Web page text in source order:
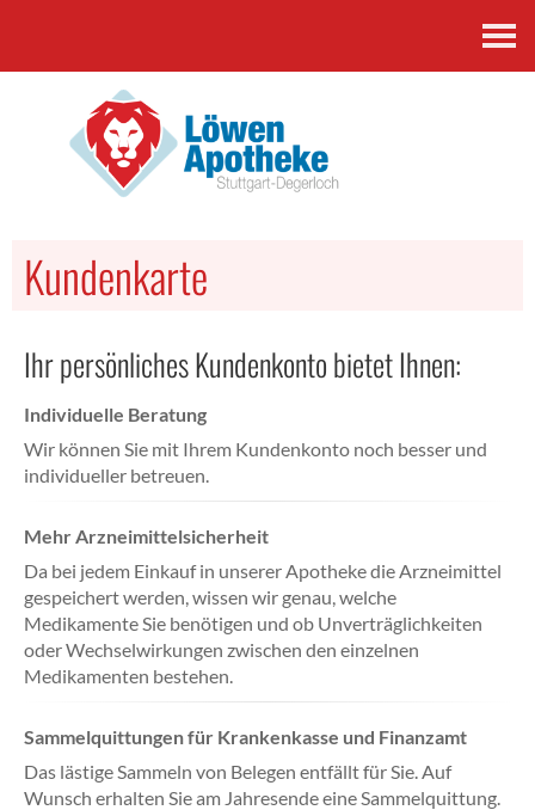
Kundenkarte
Ihr persönliches Kundenkonto bietet Ihnen:
Individuelle Beratung
Wir können Sie mit Ihrem Kundenkonto noch besser und
individueller betreuen.
Mehr Arzneimittelsicherheit
Da bei jedem Einkauf in unserer Apotheke die Arzneimittel
gespeichert werden, wissen wir genau, welche
Medikamente Sie benötigen und ob Unverträglichkeiten
oder Wechselwirkungen zwischen den einzelnen
Medikamenten bestehen.
Sammelquittungen für Krankenkasse und Finanzamt
Das lästige Sammeln von Belegen entfällt für Sie. Auf
Wunsch erhalten Sie am Jahresende eine Sammelquittung.